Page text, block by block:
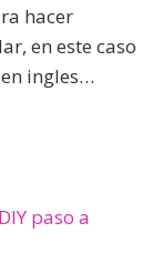
hacer
en este caso
ingles…